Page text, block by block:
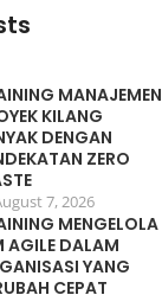
MANAJEMEN
KILANG
DENGAN
ZERO
7, 2026
MENGELOLA
AGILE DALAM
YANG
CEPAT